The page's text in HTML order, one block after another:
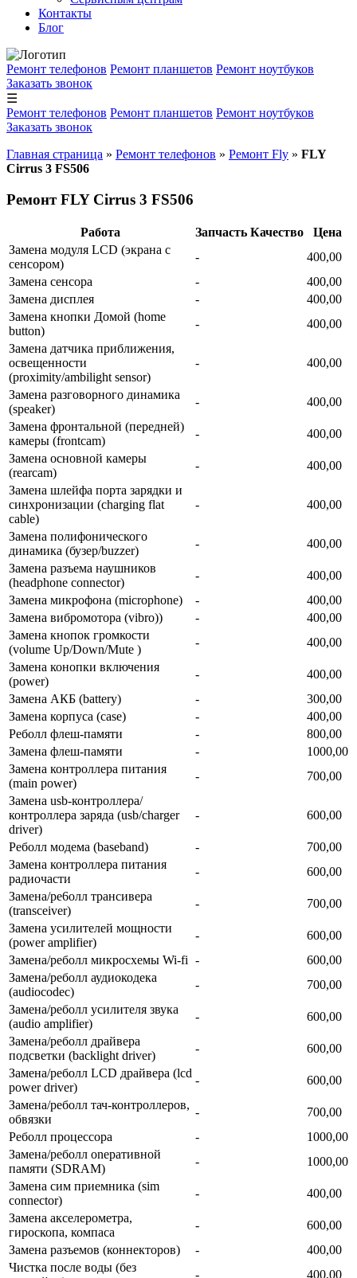
Контакты
Блог
Ремонт телефонов Ремонт планшетов Ремонт ноутбуков
Заказать звонок
☰
Ремонт телефонов Ремонт планшетов Ремонт ноутбуков
Заказать звонок
Главная страница » Ремонт телефонов » Ремонт Fly » FLY
Cirrus 3 FS506
Ремонт FLY Cirrus 3 FS506
Работа Запчасть Качество
Цена
Замена модуля LCD (экрана с
сенсором)
-
400,00
Замена сенсора
-
400,00
Замена дисплея
-
400,00
Замена кнопки Домой (home
button)
-
400,00
Замена датчика приближения,
освещенности
(proximity/ambilight sensor)
- 400,00
Замена разговорного динамика
(speaker)
-
400,00
Замена фронтальной (передней)
камеры (frontcam)
-
400,00
Замена основной камеры
(rearcam)
-
400,00
Замена шлейфа порта зарядки и
синхронизации (charging flat
cable)
- 400,00
Замена полифонического
динамика (бузер/buzzer)
-
400,00
Замена разъема наушников
(headphone connector)
-
400,00
Замена микрофона (microphone)
-
400,00
Замена вибромотора (vibro))
-
400,00
Замена кнопок громкости
(volume Up/Down/Mute )
-
400,00
Замена конопки включения
(power)
-
400,00
Замена АКБ (battery)
-
300,00
Замена корпуса (сase)
-
400,00
Реболл флеш-памяти
-
800,00
Замена флеш-памяти
-
1000,00
Замена контроллера питания
(main power)
-
700,00
Замена usb-контроллерa/
контроллера заряда (usb/charger
driver)
- 600,00
Реболл модема (baseband) -
700,00
Замена контроллера питания
радиочасти
-
600,00
Замена/ре6олл трансивера
(transceiver)
-
700,00
Замена усилителей мощности
(power amplifier)
-
600,00
Замена/реболл микросхемы Wi-fi -
600,00
Замена/реболл аудиокодека
(audiocodec)
-
700,00
Замена/реболл усилителя звука
(audio amplifier)
-
600,00
Замена/реболл драйвера
подсветки (backlight driver)
-
600,00
Замена/реболл LCD драйвера (lcd
power driver)
-
600,00
Замена/реболл тач-контроллеров,
обвязки
-
700,00
Реболл процессора
-
1000,00
Замена/реболл onepaтивной
памяти (SDRAM)
-
1000,00
Замена сим приемника (sim
connector)
-
400,00
Замена акселерометра,
гироскопа, компаса
-
600,00
Замена разъемов (коннекторов)
-
400,00
Чистка после воды (без
- 400,00